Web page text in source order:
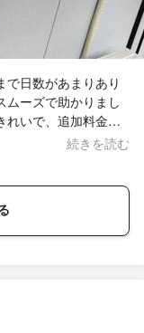
で日数があまりあり
ムーズで助かりまし
れいで、追加料金も
続きを読む